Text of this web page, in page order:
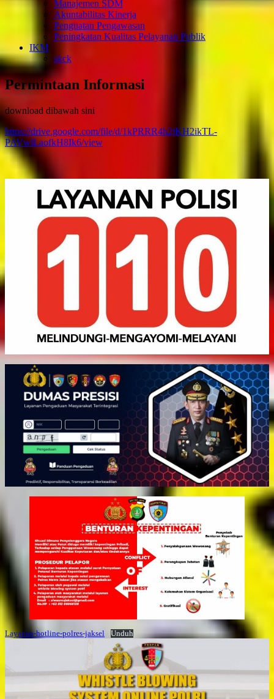
Manajemen SDM
Akuntabilitas Kinerja
Penguatan Pengawasan
Peningkatan Kualitas Pelayanan Publik
IKM
skck
Permintaan Informasi
download dibawah sini
https://drive.google.com/file/d/1kPRRR4h2jKH2ikTL-
PAVwlLaofkH8Ik6/view
Layanan-hotline-polres-jaksel Unduh